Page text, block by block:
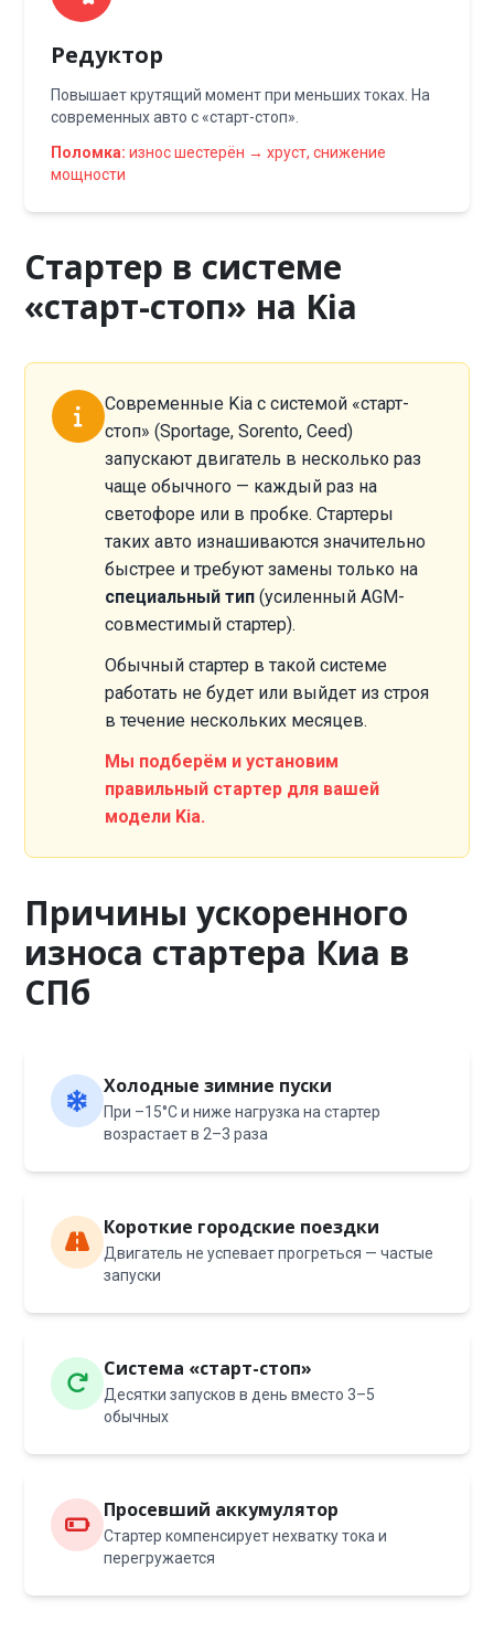
Редуктор
Повышает крутящий момент при меньших токах. На
современных авто с «старт-стоп».
Поломка: износ шестерён → хруст, снижение
мощности
Стартер в системе
«старт-стоп» на Kia
Современные Kia с системой «старт-
стоп» (Sportage, Sorento, Ceed)
запускают двигатель в несколько раз
чаще обычного — каждый раз на
светофоре или в пробке. Стартеры
таких авто изнашиваются значительно
быстрее и требуют замены только на
специальный тип (усиленный AGM-
совместимый стартер).
Обычный стартер в такой системе
работать не будет или выйдет из строя
в течение нескольких месяцев.
Мы подберём и установим
правильный стартер для вашей
модели Kia.
Причины ускоренного
износа стартера Киа в
СПб
Холодные зимние пуски
При –15°C и ниже нагрузка на стартер
возрастает в 2–3 раза
Короткие городские поездки
Двигатель не успевает прогреться — частые
запуски
Система «старт-стоп»
Десятки запусков в день вместо 3–5
обычных
Просевший аккумулятор
Стартер компенсирует нехватку тока и
перегружается